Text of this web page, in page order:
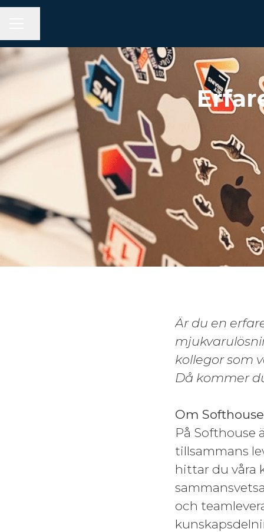
Är du en
kollegor som
Då kommer
Om
På Softhouse
tillsammans
hittar du våra
och